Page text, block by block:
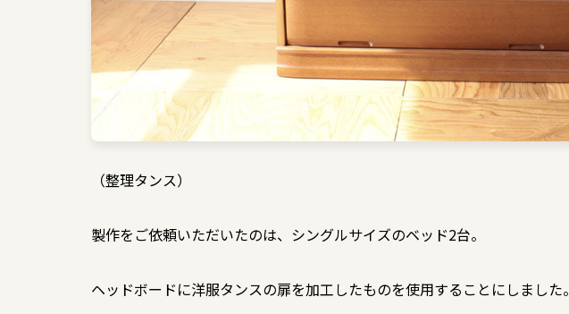
（整理タンス）
製作をご依頼いただいたのは、シングルサイズのベッド2台。
ヘッドボードに洋服タンスの扉を加工したものを使用することにしました。